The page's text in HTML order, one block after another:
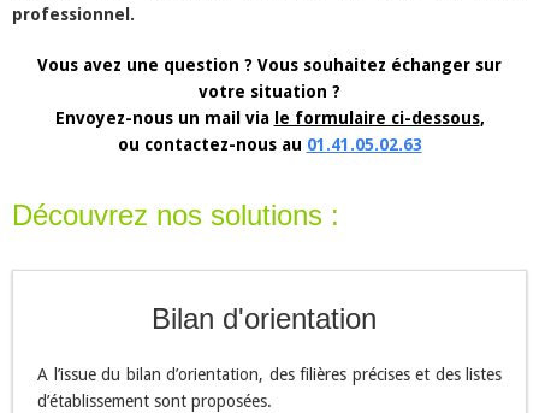
professionnel.
Vous avez une question ? Vous souhaitez échanger sur
votre situation ?
Envoyez-nous un mail via le formulaire ci-dessous,
ou contactez-nous au 01.41.05.02.63
Découvrez nos solutions :
Bilan d'orientation
A l’issue du bilan d’orientation, des filières précises et des listes
d’établissement sont proposées.